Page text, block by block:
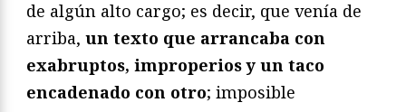
de algún alto cargo; es decir, que venía de
arriba, un texto que arrancaba con
exabruptos, improperios y un taco
encadenado con otro; imposible